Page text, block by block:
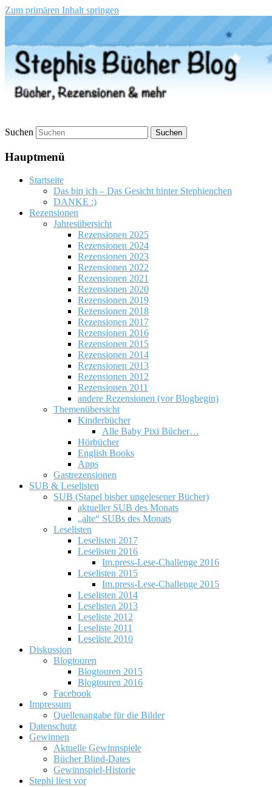
Zum primären Inhalt springen
Stephis Bücher Blog
Suchen
Hauptmenü
Startseite
Das bin ich – Das Gesicht hinter Stephienchen
DANKE :)
Rezensionen
Jahresübersicht
Rezensionen 2025
Rezensionen 2024
Rezensionen 2023
Rezensionen 2022
Rezensionen 2021
Rezensionen 2020
Rezensionen 2019
Rezensionen 2018
Rezensionen 2017
Rezensionen 2016
Rezensionen 2015
Rezensionen 2014
Rezensionen 2013
Rezensionen 2012
Rezensionen 2011
andere Rezensionen (vor Blogbegin)
Themenübersicht
Kinderbücher
Alle Baby Pixi Bücher…
Hörbücher
English Books
Apps
Gastrezensionen
SUB & Leselisten
SUB (Stapel bisher ungelesener Bücher)
aktueller SUB des Monats
„alte“ SUBs des Monats
Leselisten
Leselisten 2017
Leselisten 2016
Im.press-Lese-Challenge 2016
Leselisten 2015
Im.press-Lese-Challenge 2015
Leselisten 2014
Leselisten 2013
Leseliste 2012
Leseliste 2011
Leseliste 2010
Diskussion
Blogtouren
Blogtouren 2015
Blogtouren 2016
Facebook
Impressum
Quellenangabe für die Bilder
Datenschutz
Gewinnen
Aktuelle Gewinnspiele
Bücher Blind-Dates
Gewinnspiel-Historie
Stephi liest vor